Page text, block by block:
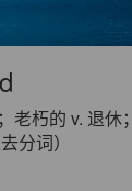
老朽的 v. 退休
分词）